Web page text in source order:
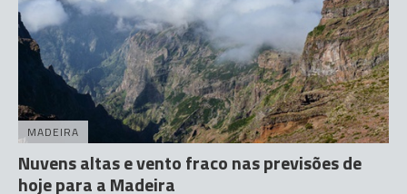
MADEIRA
Nuvens altas e vento fraco nas previsões de
hoje para a Madeira